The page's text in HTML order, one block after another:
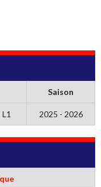
Saison
2025 - 2026